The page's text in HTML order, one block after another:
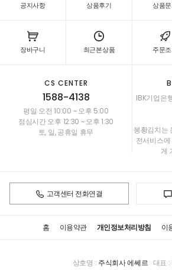
공지사항 상품후기 상품
장바구니 최근본상품 주문
CS CENTER
1588-4138
평일 오전 10:00 ~ 오후 5:00
점심시간 오후 12:30 ~ 오후 1:30
토, 일, 공휴일 휴무
IBK기업은
봉황김치는
전서비스
게
고객센터 전화연결
홈 이용약관 개인정보처리방침 이
상호명 : 주식회사 에쎄르 대표 :